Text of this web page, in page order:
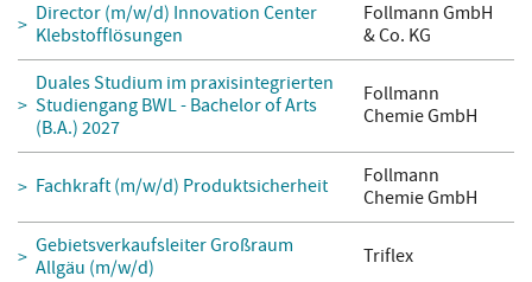
Director (m/w/d) Innovation Center
Klebstofflösungen
Follmann GmbH
& Co. KG
Duales Studium im praxisintegrierten
Studiengang BWL - Bachelor of Arts
(B.A.) 2027
Follmann
Chemie GmbH
Fachkraft (m/w/d) Produktsicherheit
Follmann
Chemie GmbH
Gebietsverkaufsleiter Großraum
Allgäu (m/w/d)
Triflex